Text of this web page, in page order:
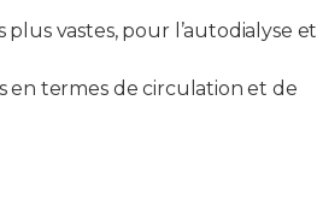
vastes, pour l’autodialyse et
en termes de circulation et de